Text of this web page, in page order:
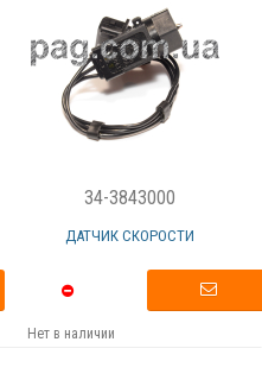
34-3843000
ДАТЧИК СКОРОСТИ
Нет в наличии